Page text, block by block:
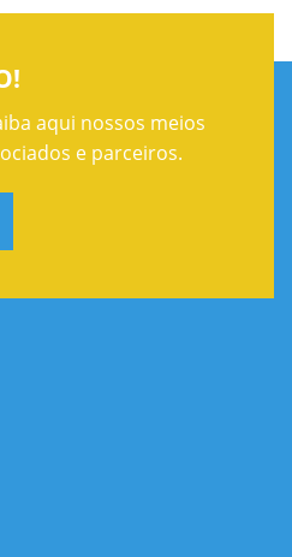
aqui nossos meios
e parceiros.